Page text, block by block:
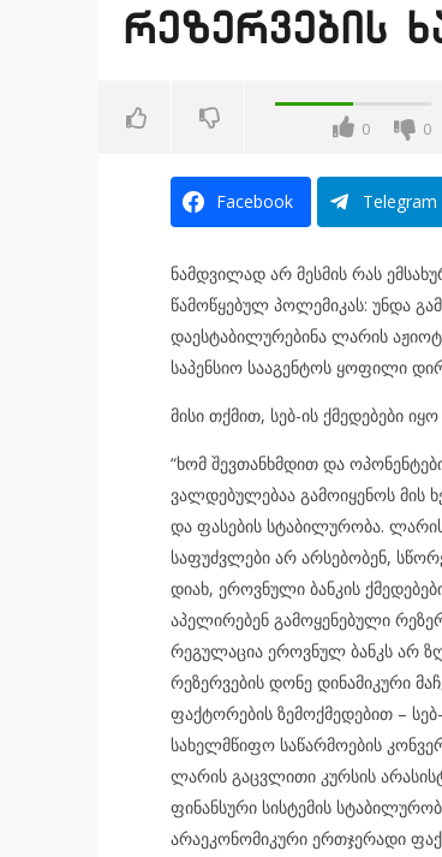
რეზერვების
0 0
Facebook Telegram
ნამდვილად არ მესმის რას
წამოწყებულ პოლემიკას: უნდა
დაესტაბილურებინა ლარის
საპენსიო სააგენტოს ყოფილი
მისი თქმით, სებ-ის ქმედებები
“ხომ შევთანხმდით და
ვალდებულებაა გამოიყენოს მის
და ფასების სტაბილურობა.
საფუძვლები არ არსებობენ,
დიახ, ეროვნული ბანკის
აპელირებენ გამოყენებული
რეგულაცია ეროვნულ ბანკს არ
რეზერვების დონე დინამიკური
ფაქტორების ზემოქმედებით –
სახელმწიფო საწარმოების
ლარის გაცვლითი კურსის
ფინანსური სისტემის
არაეკონომიკური ერთჯერადი